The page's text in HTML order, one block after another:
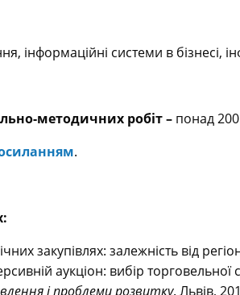
інформаційні системи в бізнесі,
методичних робіт – понад
.
закупівлях: залежність від
аукціон: вибір торговельної
і проблеми розвитку. Львів,